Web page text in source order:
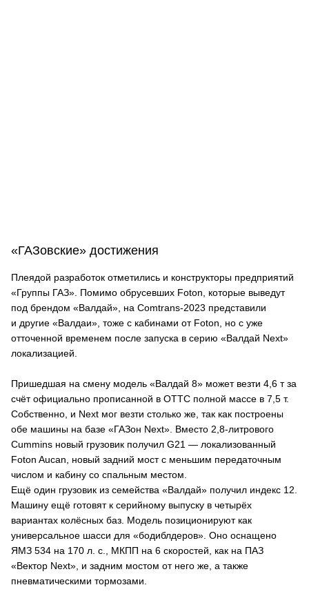
«ГАЗовские» достижения
Плеядой разработок отметились и конструкторы предприятий
«Группы ГАЗ». Помимо обрусевших Foton, которые выведут
под брендом «Валдай», на Comtrans-2023 представили
и другие «Валдаи», тоже с кабинами от Foton, но с уже
отточенной временем после запуска в серию «Валдай Next»
локализацией.
Пришедшая на смену модель «Валдай 8» может везти 4,6 т за
счёт официально прописанной в ОТТС полной массе в 7,5 т.
Собственно, и Next мог везти столько же, так как построены
обе машины на базе «ГАЗон Next». Вместо 2,8-литрового
Cummins новый грузовик получил G21 — локализованный
Foton Aucan, новый задний мост с меньшим передаточным
числом и кабину со спальным местом.
Ещё один грузовик из семейства «Валдай» получил индекс 12.
Машину ещё готовят к серийному выпуску в четырёх
вариантах колёсных баз. Модель позиционируют как
универсальное шасси для «бодиблдеров». Оно оснащено
ЯМЗ 534 на 170 л. с., МКПП на 6 скоростей, как на ПАЗ
«Вектор Next», и задним мостом от него же, а также
пневматическими тормозами.